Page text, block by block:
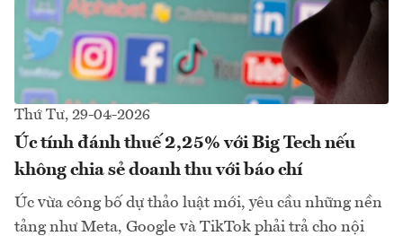
Thứ Tư, 29-04-2026
Úc tính đánh thuế 2,25% với Big Tech nếu
không chia sẻ doanh thu với báo chí
Úc vừa công bố dự thảo luật mới, yêu cầu những nền
tảng như Meta, Google và TikTok phải trả cho nội